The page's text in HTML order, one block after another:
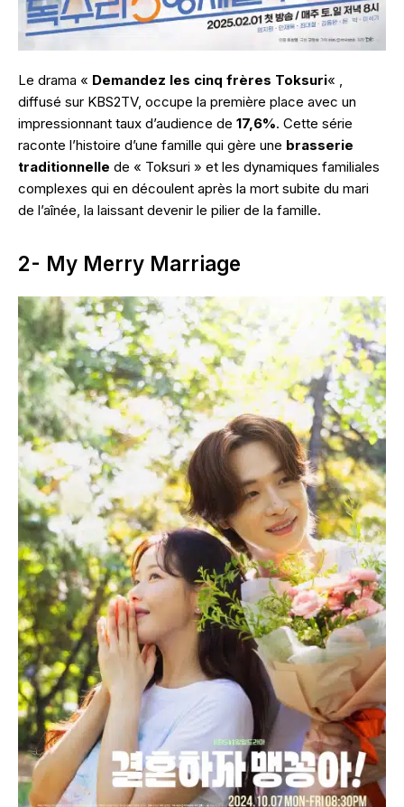
Le drama « Demandez les cinq frères Toksuri« ,
diffusé sur KBS2TV, occupe la première place avec un
impressionnant taux d’audience de 17,6%. Cette série
raconte l’histoire d’une famille qui gère une brasserie
traditionnelle de « Toksuri » et les dynamiques familiales
complexes qui en découlent après la mort subite du mari
de l’aînée, la laissant devenir le pilier de la famille.
2- My Merry Marriage